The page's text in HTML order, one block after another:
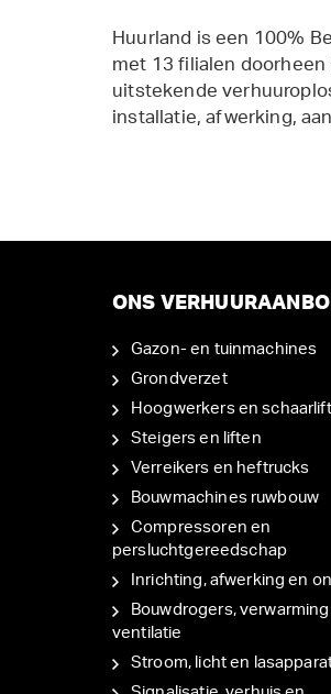
Huurland is een 100%
met 13 filialen doorheen
uitstekende
installatie, afwerking,
ONS
Gazon- en tuinmachines
Grondverzet
Hoogwerkers en
Steigers en liften
Verreikers en heftrucks
Bouwmachines ruwbouw
Compressoren en
persluchtgereedschap
Inrichting, afwerking en
Bouwdrogers,
ventilatie
Stroom, licht en